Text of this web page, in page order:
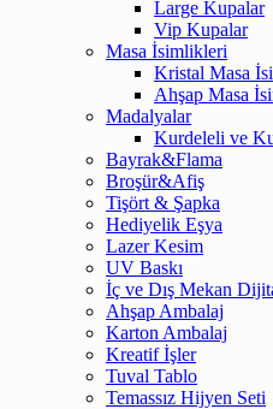
Large Kupalar
Vip Kupalar
Masa İsimlikleri
Kristal Masa
Ahşap Masa
Madalyalar
Kurdeleli ve
Bayrak&Flama
Broşür&Afiş
Tişört & Şapka
Hediyelik Eşya
Lazer Kesim
UV Baskı
İç ve Dış Mekan
Ahşap Ambalaj
Karton Ambalaj
Kreatif İşler
Tuval Tablo
Temassız Hijyen Seti